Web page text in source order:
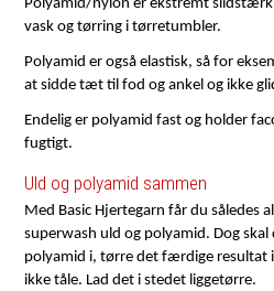
Polyamid/nylon er ekstremt slidstærk
vask og tørring i tørretumbler.
Polyamid er også elastisk, så for
at sidde tæt til fod og ankel og ikke
Endelig er polyamid fast og holder
fugtigt.
Uld og polyamid sammen
Med Basic Hjertegarn får du således
superwash uld og polyamid. Dog skal
polyamid i, tørre det færdige resultat
ikke tåle. Lad det i stedet liggetørre.